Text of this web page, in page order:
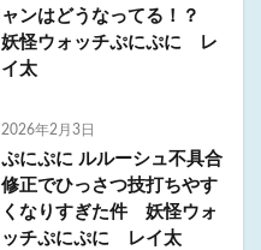
ャンはどうなってる！？
妖怪ウォッチぷにぷに レ
イ太
2026年2月3日
ぷにぷに ルルーシュ不具合
修正でひっさつ技打ちやす
くなりすぎた件 妖怪ウォ
ッチぷにぷに レイ太